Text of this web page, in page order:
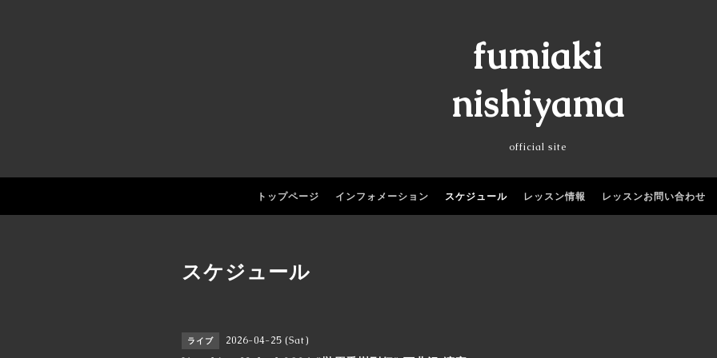
fumiaki
nishiyama
official site
トップページ インフォメーション スケジュール レッスン情報 レッスンお問い合わせ
スケジュール
ライブ 2026-04-25 (Sat)